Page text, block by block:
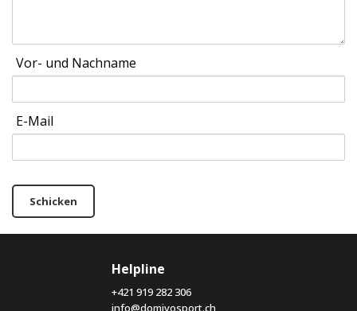
Vor- und Nachname
E-Mail
Schicken
Helpline
+421 919 282 306
info@domivosport.ch